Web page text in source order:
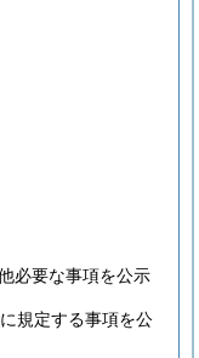
必要な事項を公示
に規定する事項を公